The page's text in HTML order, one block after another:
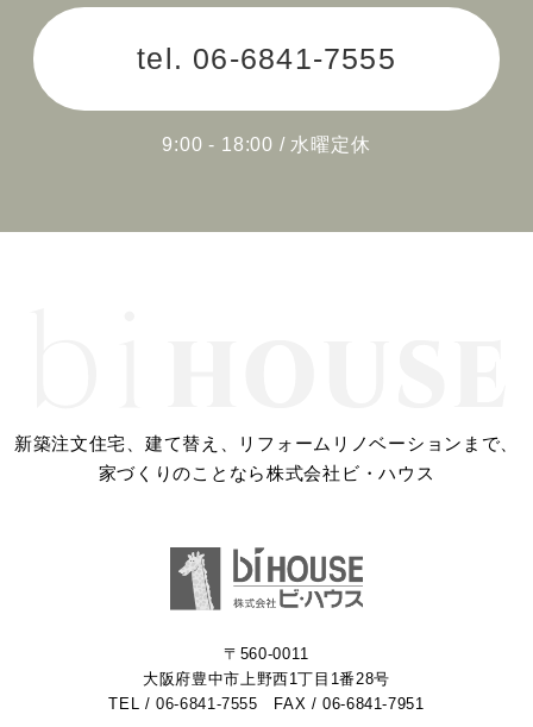
2024年04月 (3)
2024年03月 (2)
2023年12月 (1)
2023年08月 (2)
2023年04月 (2)
tel. 06-6841-7555
9:00 - 18:00 / 水曜定休
新築注文住宅、建て替え、リフォームリノベーションまで、
家づくりのことなら株式会社ビ・ハウス
〒560-0011
大阪府豊中市上野西1丁目1番28号
TEL /06-6841-7555 FAX / 06-6841-7951